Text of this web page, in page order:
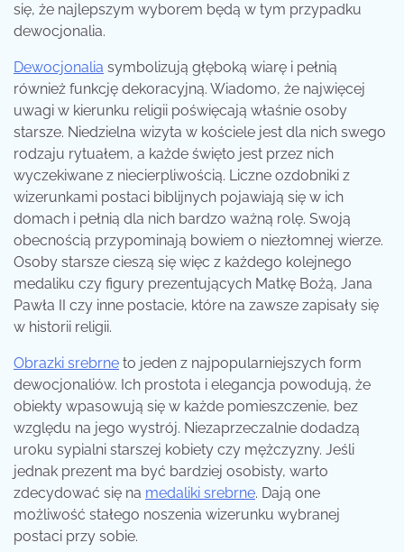
się, że najlepszym wyborem będą w tym przypadku
dewocjonalia.
Dewocjonalia symbolizują głęboką wiarę i pełnią
również funkcję dekoracyjną. Wiadomo, że najwięcej
uwagi w kierunku religii poświęcają właśnie osoby
starsze. Niedzielna wizyta w kościele jest dla nich swego
rodzaju rytuałem, a każde święto jest przez nich
wyczekiwane z niecierpliwością. Liczne ozdobniki z
wizerunkami postaci biblijnych pojawiają się w ich
domach i pełnią dla nich bardzo ważną rolę. Swoją
obecnością przypominają bowiem o niezłomnej wierze.
Osoby starsze cieszą się więc z każdego kolejnego
medaliku czy figury prezentujących Matkę Bożą, Jana
Pawła II czy inne postacie, które na zawsze zapisały się
w historii religii.
Obrazki srebrne to jeden z najpopularniejszych form
dewocjonaliów. Ich prostota i elegancja powodują, że
obiekty wpasowują się w każde pomieszczenie, bez
względu na jego wystrój. Niezaprzeczalnie dodadzą
uroku sypialni starszej kobiety czy mężczyzny. Jeśli
jednak prezent ma być bardziej osobisty, warto
zdecydować się na medaliki srebrne. Dają one
możliwość stałego noszenia wizerunku wybranej
postaci przy sobie.